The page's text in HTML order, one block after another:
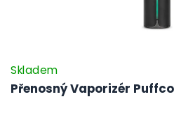
Přenosný Vaporizér
Skladem